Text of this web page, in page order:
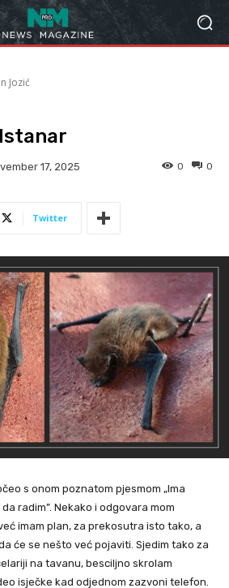
Jozić
17, 2025 0
0
Twitter
s onom poznatom pjesmom „Ima
radim”. Nekako i odgovara mom
imam plan, za prekosutra isto tako, a
će se nešto već pojaviti. Sjedim tako za
na tavanu, besciljno skrolam
isječke kad odjednom zazvoni telefon.